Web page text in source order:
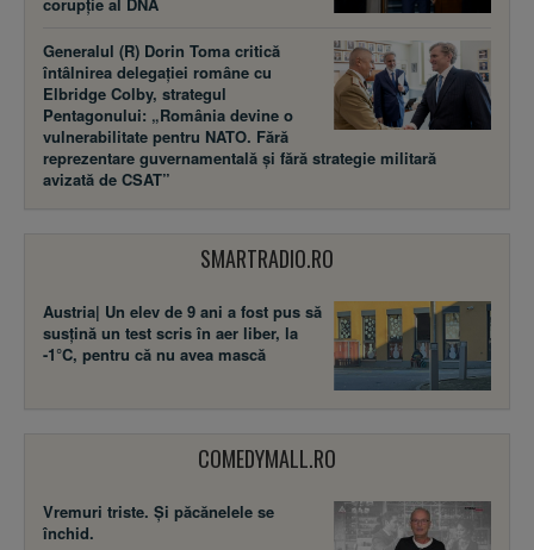
corupție al DNA
Generalul (R) Dorin Toma critică
întâlnirea delegației române cu
Elbridge Colby, strategul
Pentagonului: „România devine o
vulnerabilitate pentru NATO. Fără
reprezentare guvernamentală și fără strategie militară
avizată de CSAT”
SMARTRADIO.RO
Austria| Un elev de 9 ani a fost pus să
susţină un test scris în aer liber, la
-1°C, pentru că nu avea mască
COMEDYMALL.RO
Vremuri triste. Şi păcănelele se
închid.